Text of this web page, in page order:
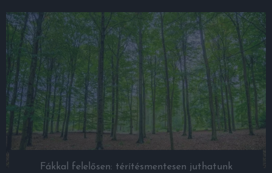
Fákkal felelősen: térítésmentesen juthatunk